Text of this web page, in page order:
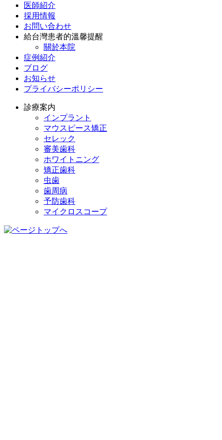
医師紹介
採用情報
お問い合わせ
給台灣患者的溫馨提醒
關於本院
症例紹介
ブログ
お知らせ
プライバシーポリシー
診療案内
インプラント
マウスピース矯正
セレック
審美歯科
ホワイトニング
矯正歯科
虫歯
歯周病
予防歯科
マイクロスコープ